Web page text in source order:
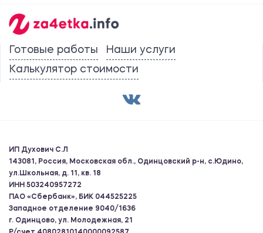
Готовые работы
Наши услуги
Калькулятор стоимости
ИП Духович С.Л
143081, Россия, Московская обл., Одинцовский р-н, с.Юдино,
ул.Школьная, д. 11, кв. 18
ИНН 503240957272
ПАО «Сбербанк», БИК 044525225
Западное отделение 9040/1636
г. Одинцово, ул. Молодежная, 21